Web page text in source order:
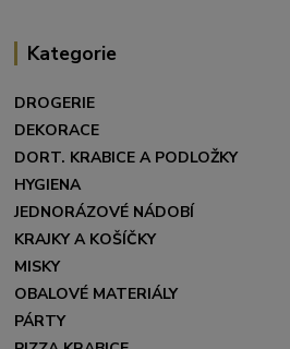
Kategorie
DROGERIE
DEKORACE
DORT. KRABICE A PODLOŽKY
HYGIENA
JEDNORÁZOVÉ NÁDOBÍ
KRAJKY A KOŠÍČKY
MISKY
OBALOVÉ MATERIÁLY
PÁRTY